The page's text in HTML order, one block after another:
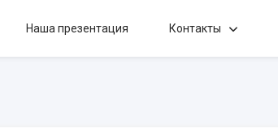
Наша презентация Контакты